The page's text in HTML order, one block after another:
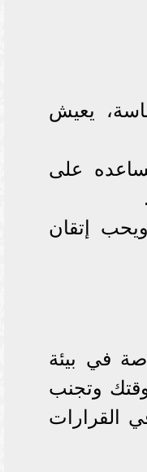
يعيش
على
إتقان
في بيئة
وتجنب
القرارات